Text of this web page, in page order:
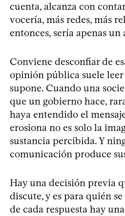
cuenta, alcanza con
vocería, más redes, más
entonces, sería apenas
Conviene desconfiar de
opinión pública suele leer
supone. Cuando una
que un gobierno hace,
haya entendido el
erosiona no es solo la
sustancia percibida. Y
comunicación produce
Hay una decisión previa
discute, y es para quién
de cada respuesta hay